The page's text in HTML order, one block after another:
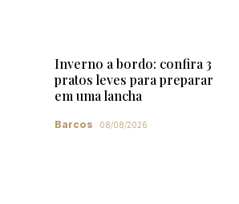
Inverno a bordo: confira 3
pratos leves para preparar
em uma lancha
Barcos 08/08/2026